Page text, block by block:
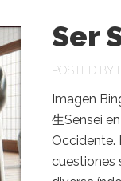
Ser
POSTED BY
Imagen
生Sensei
Occidente.
cuestiones